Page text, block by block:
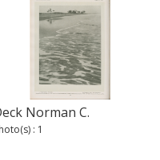
Norman C.
: 1